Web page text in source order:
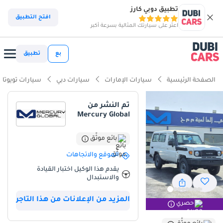
تطبيق دوبي كارز
اعثر على سيارتك المثالية بسرعة أكبر
افتح التطبيق
بع تطبيق
الصفحة الرئيسية سيارات الإمارات سيارات دبي سيارات تويوتا
حصري
تم النشر من
Mercury Global
بائع موثّق
الموقع والاتجاهات
يقدم هذا الوكيل اختبار القيادة
والاستبدال
المزيد من الإعلانات من هذا التاجر
ذكاء دوبي كارز
ذكاء دوبيكارز
مصمم خصيصًا للطرق الوعرة
أقل معدل استهلاك في فئته
أعلى خلوص أرضي في فئته
ملخص
يمثل هذا الإصدار الأحدث من سيارة العمل الشاقة الأكثر موثوقية في
الصناعة فرصةً فريدةً لمن يبحثون عن سيارة جديدة كلياً تتمتع بموثوقية
أسطورية. وباعتبارها طرازاً بمواصفات دول مجلس التعاون الخليجي،
ومطلية باللون الأبيض المرغوب، فهي مثالية لمناخ المنطقة وتوفر أعلى